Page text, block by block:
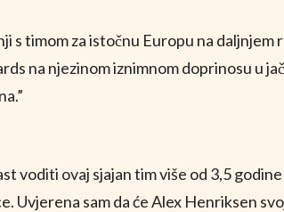
s timom za istočnu Europu na
na njezinom iznimnom doprinosu u
voditi ovaj sjajan tim više od 3,5
Uvjerena sam da će Alex Henriksen